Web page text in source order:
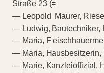
Straße 23 (=
— Leopold, Maurer,
— Ludwig, Bautechniker,
— Maria,
— Maria, Hausbesitzerin,
— Marie, Kanzleioffizial,